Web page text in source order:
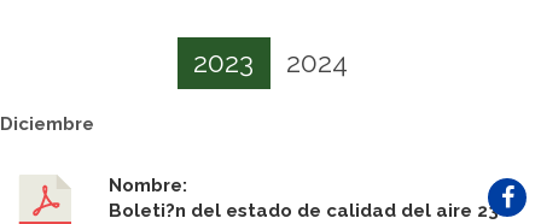
2023 2024
Diciembre
Nombre:
Boleti?n del estado de calidad del aire 23-